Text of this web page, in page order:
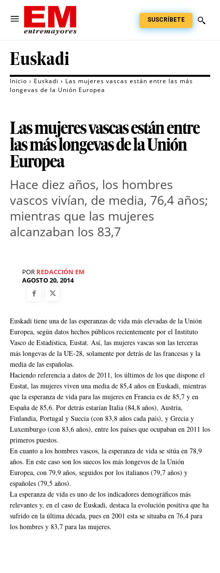
SUSCRÍBETE
Euskadi
Inicio Euskadi
Las mujeres vascas están entre las más
longevas de la Unión Europea
Las mujeres vascas están entre
las más longevas de la Unión
Europea
Hace diez años, los hombres
vascos vivían, de media, 76,4 años;
mientras que las mujeres
alcanzaban los 83,7
POR REDACCIÓN EM
AGOSTO 20, 2014
Euskadi tiene una de las esperanzas de vida más elevadas de la Unión
Europea, según datos hechos públicos recientemente por el Instituto
Vasco de Estadística, Eustat. Así, las mujeres vascas son las terceras
más longevas de la UE-28, solamente por detrás de las francesas y la
media de las españolas.
Haciendo referencia a datos de 2011, los últimos de los que dispone el
Eustat, las mujeres viven una media de 85,4 años en Euskadi, mientras
que la esperanza de vida para las mujeres en Francia es de 85,7 y en
España de 85,6. Por detrás estarían Italia (84,8 años), Austria,
Finlandia, Portugal y Suecia (con 83,8 años cada país), y Grecia y
Luxemburgo (con 83,6 años), entre los países que ocupaban en 2011 los
primeros puestos.
En cuanto a los hombres vascos, la esperanza de vida se sitúa en 78,9
años. En este caso son los suecos los más longevos de la Unión
Europea, con 79,9 años, seguidos por los italianos (79,7 años) y
españoles (79,5 años).
La esperanza de vida es uno de los indicadores demográficos más
relevantes y, en el caso de Euskadi, destaca la evolución positiva que ha
sufrido en la última década, pues en 2001 esta se situaba en 76,4 para
los hombres y 83,7 para las mujeres.